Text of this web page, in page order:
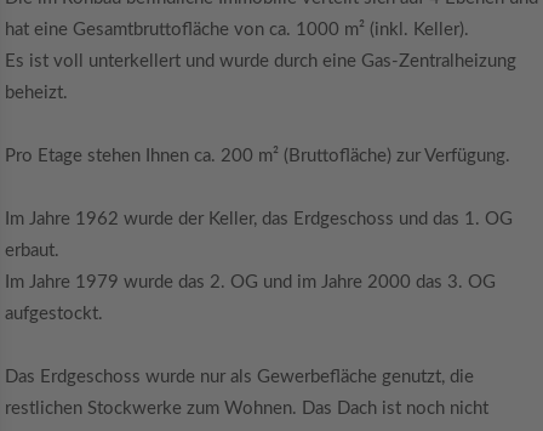
hat eine Gesamtbruttofläche von ca. 1000 m² (inkl. Keller).
Es ist voll unterkellert und wurde durch eine Gas-Zentralheizung
beheizt.
Pro Etage stehen Ihnen ca. 200 m² (Bruttofläche) zur Verfügung.
Im Jahre 1962 wurde der Keller, das Erdgeschoss und das 1. OG
erbaut.
Im Jahre 1979 wurde das 2. OG und im Jahre 2000 das 3. OG
aufgestockt.
Das Erdgeschoss wurde nur als Gewerbefläche genutzt, die
restlichen Stockwerke zum Wohnen. Das Dach ist noch nicht